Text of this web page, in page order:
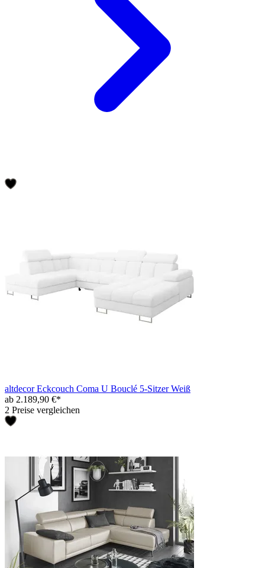
altdecor Eckcouch Coma U Bouclé 5-Sitzer Weiß
ab 2.189,90 €*
2 Preise vergleichen